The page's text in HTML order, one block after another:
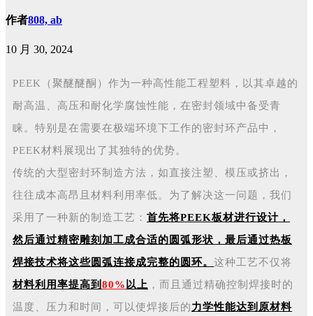
作者808, ab
10 月 30, 2024
PEEK（聚醚醚酮）作为一种高性能工程塑料，以其卓越的
耐高温、高压和耐化学腐蚀性能，在密封领域中备受青
睐。 特别是在需要在极端环境下工作的密封环产品中，
PEEK材料展现出了其独特的优势。
传统的大型密封环制造方法，如直接注塑、模压或挤出，
往往成本高昂且材料利用率低。为了解决这一问题，我们
采用了一种新的制造工艺： 首先将PEEK板材进行设计，
然后通过精密雕刻加工成合适的圆弧形状，最后通过热板
焊接技术将这些圆弧连接成完整的圆环。 这种工艺不仅将
材料利用率提高到 80% 以上 ，而且通过精确控制焊接时的
温度、压力和时间，可以使焊接后的力学性能达到原材料